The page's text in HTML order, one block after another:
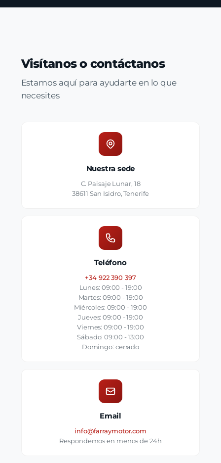
Visítanos o contáctanos
Estamos aquí para ayudarte en lo que
necesites
Nuestra sede
C. Paisaje Lunar, 18
38611 San Isidro, Tenerife
Teléfono
+34 922 390 397
Lunes: 09:00 - 19:00
Martes: 09:00 - 19:00
Miércoles: 09:00 - 19:00
Jueves: 09:00 - 19:00
Viernes: 09:00 - 19:00
Sábado: 09:00 - 13:00
Domingo: cerrado
Email
info@farraymotor.com
Respondemos en menos de 24h